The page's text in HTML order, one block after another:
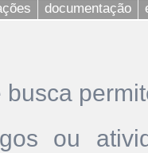
documentação
busca
ou